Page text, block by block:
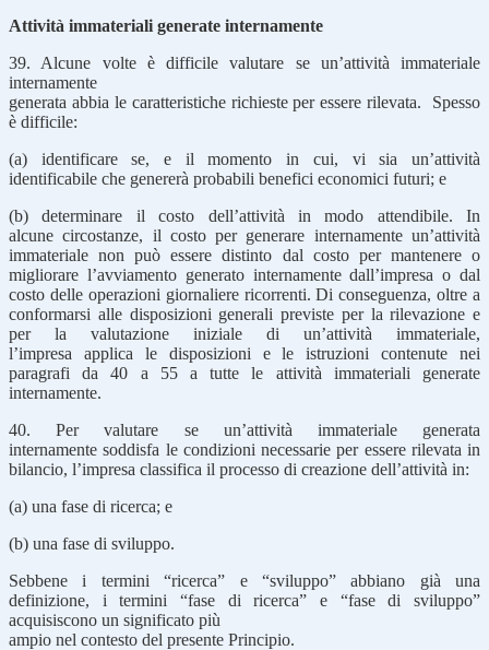
Attività immateriali generate internamente
39. Alcune volte è difficile valutare se un’attività immateriale
internamente
generata abbia le caratteristiche richieste per essere rilevata. Spesso
è difficile:
(a) identificare se, e il momento in cui, vi sia un’attività
identificabile che genererà probabili benefici economici futuri; e
(b) determinare il costo dell’attività in modo attendibile. In
alcune circostanze, il costo per generare internamente un’attività
immateriale non può essere distinto dal costo per mantenere o
migliorare l’avviamento generato internamente dall’impresa o dal
costo delle operazioni giornaliere ricorrenti. Di conseguenza, oltre a
conformarsi alle disposizioni generali previste per la rilevazione e
per la valutazione iniziale di un’attività immateriale,
l’impresa applica le disposizioni e le istruzioni contenute nei
paragrafi da 40 a 55 a tutte le attività immateriali generate
internamente.
40. Per valutare se un’attività immateriale generata
internamente soddisfa le condizioni necessarie per essere rilevata in
bilancio, l’impresa classifica il processo di creazione dell’attività in:
(a) una fase di ricerca; e
(b) una fase di sviluppo.
Sebbene i termini “ricerca” e “sviluppo” abbiano già una
definizione, i termini “fase di ricerca” e “fase di sviluppo”
acquisiscono un significato più
ampio nel contesto del presente Principio.